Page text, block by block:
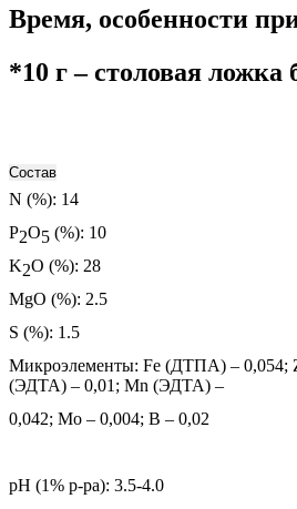
Время, особенности
*10 г – столовая ложка
Состав
N (%): 14
P2O5 (%): 10
K2O (%): 28
MgO (%): 2.5
S (%): 1.5
Микроэлементы: Fe (ДТПА) – 0,054;
(ЭДТА) – 0,01; Mn (ЭДТА) –
0,042; Mo – 0,004; B – 0,02
pH (1% p-pa): 3.5-4.0